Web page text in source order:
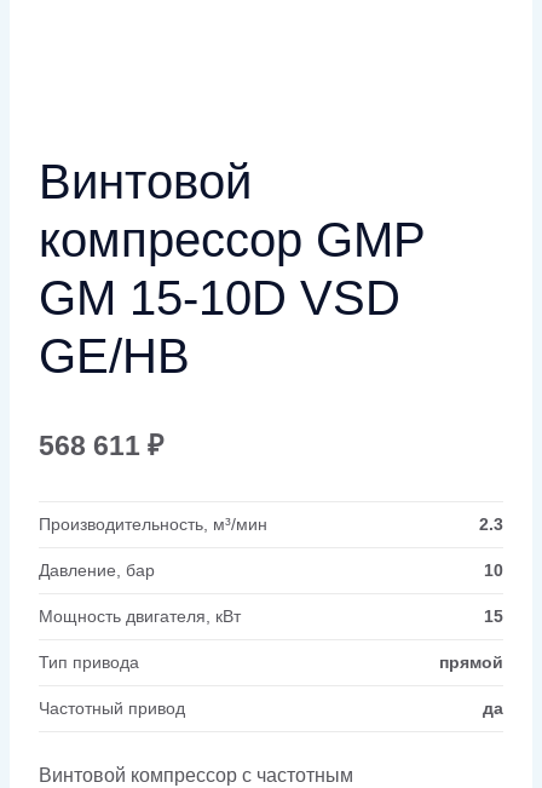
Винтовой
компрессор GMP
GM 15-10D VSD
GE/HB
568 611 ₽
Производительность, м³/мин 2.3
Давление, бар 10
Мощность двигателя, кВт 15
Тип привода прямой
Частотный привод да
Винтовой компрессор с частотным